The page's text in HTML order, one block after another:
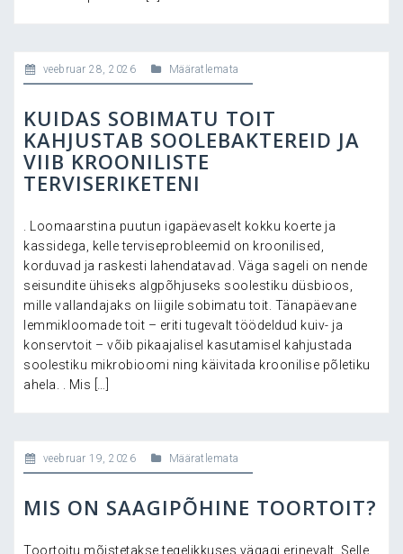
veebruar 28, 2026 Määratlemata
KUIDAS SOBIMATU TOIT
KAHJUSTAB SOOLEBAKTEREID JA
VIIB KROONILISTE
TERVISERIKETENI
. Loomaarstina puutun igapäevaselt kokku koerte ja
kassidega, kelle terviseprobleemid on kroonilised,
korduvad ja raskesti lahendatavad. Väga sageli on nende
seisundite ühiseks algpõhjuseks soolestiku düsbioos,
mille vallandajaks on liigile sobimatu toit. Tänapäevane
lemmikloomade toit – eriti tugevalt töödeldud kuiv- ja
konservtoit – võib pikaajalisel kasutamisel kahjustada
soolestiku mikrobioomi ning käivitada kroonilise põletiku
ahela. . Mis […]
veebruar 19, 2026 Määratlemata
MIS ON SAAGIPÕHINE TOORTOIT?
Toortoitu mõistetakse tegelikkuses vägagi erinevalt. Selle